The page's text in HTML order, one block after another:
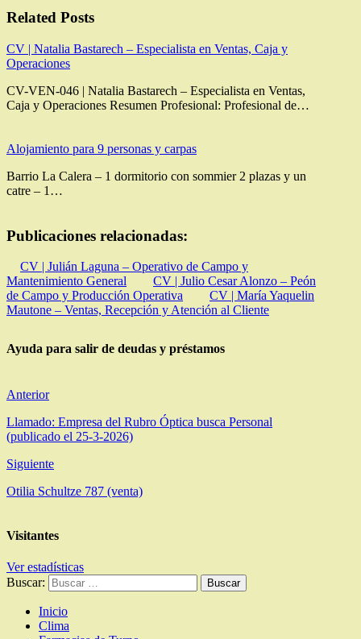
Related Posts
CV | Natalia Bastarech – Especialista en Ventas, Caja y
Operaciones
CV-VEN-046 | Natalia Bastarech – Especialista en Ventas,
Caja y Operaciones Resumen Profesional: Profesional de…
Alojamiento para 9 personas y carpas
Barrio La Calera – 1 dormitorio con sommier 2 plazas y un
catre – 1…
Publicaciones relacionadas:
CV | Julián Laguna – Operativo de Campo y
Mantenimiento General
CV | Julio Cesar Alonzo – Peón
de Campo y Producción Operativa
CV | María Yaquelin
Mautone – Ventas, Recepción y Atención al Cliente
Ayuda para salir de deudas y préstamos
Anterior
Llamado: Empresa del Rubro Óptica busca Personal
(publicado el 25-3-2026)
Siguiente
Otilia Schultze 787 (venta)
Visitantes
Ver estadísticas
Buscar:
Inicio
Clima